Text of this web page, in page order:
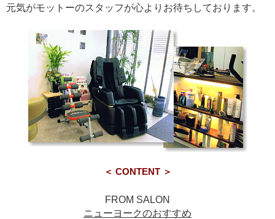
元気がモットーのスタッフが心よりお待ちしております。
＜ CONTENT ＞
FROM SALON
ニューヨークのおすすめ